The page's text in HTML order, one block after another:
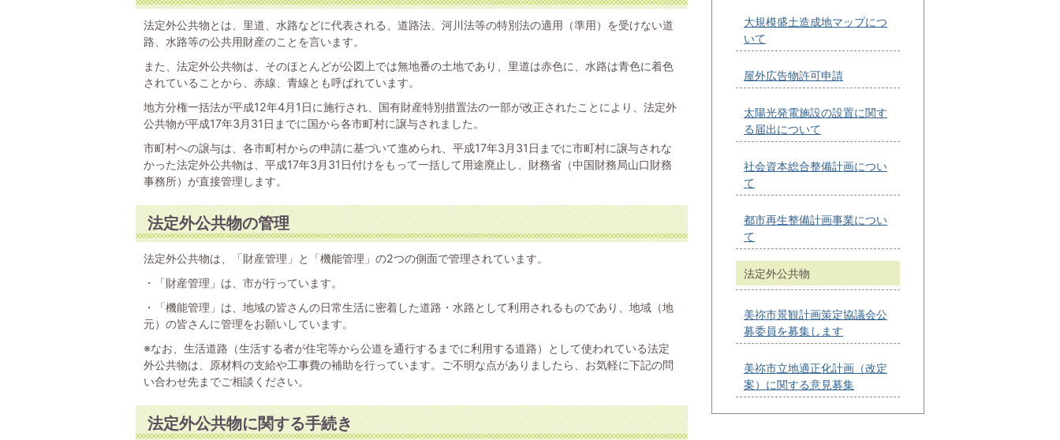
法定外公共物とは、里道、水路などに代表される、道路法、河川法等の特別法の適用（準用）を受けない道
路、水路等の公共用財産のことを言います。
また、法定外公共物は、そのほとんどが公図上では無地番の土地であり、里道は赤色に、水路は青色に着色
されていることから、赤線、青線とも呼ばれています。
地方分権一括法が平成12年4月1日に施行され、国有財産特別措置法の一部が改正されたことにより、法定外
公共物が平成17年3月31日までに国から各市町村に譲与されました。
市町村への譲与は、各市町村からの申請に基づいて進められ、平成17年3月31日までに市町村に譲与されな
かった法定外公共物は、平成17年3月31日付けをもって一括して用途廃止し、財務省（中国財務局山口財務
事務所）が直接管理します。
法定外公共物の管理
法定外公共物は、「財産管理」と「機能管理」の2つの側面で管理されています。
・「財産管理」は、市が行っています。
・「機能管理」は、地域の皆さんの日常生活に密着した道路・水路として利用されるものであり、地域（地
元）の皆さんに管理をお願いしています。
※なお、生活道路（生活する者が住宅等から公道を通行するまでに利用する道路）として使われている法定
外公共物は、原材料の支給や工事費の補助を行っています。ご不明な点がありましたら、お気軽に下記の問
い合わせ先までご相談ください。
法定外公共物に関する手続き
大規模盛土造成地マップにつ
いて
屋外広告物許可申請
太陽光発電施設の設置に関す
る届出について
社会資本総合整備計画につい
て
都市再生整備計画事業につい
て
法定外公共物
美祢市景観計画策定協議会公
募委員を募集します
美祢市立地適正化計画（改定
案）に関する意見募集